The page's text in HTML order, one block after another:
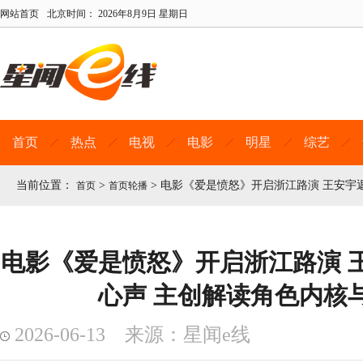
网站首页 北京时间： 2026年8月9日 星期日
首页 热点 电视 电影 明星 综艺
当前位置： 首页 > 首页轮播 > 电影《爱是愤怒》开启浙江路演 王安
电影《爱是愤怒》开启浙江路演
心声 主创解读角色内核
2026-06-13 来源：星闻e线